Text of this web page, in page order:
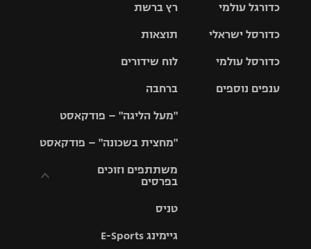
רץ ברשת
תוצאות
לוח שידורים
ברחבה
"מעל הליגה" – פודקאסט
"מחצית בשכונה" – פודקאסט
משתתפים וזוכים
בפרסים
וזוכים בפרסים
טניס
גיימינג E-Sports
גביע הטוטו
כדורגל עולמי
האלופות
ליגה
כדורסל ישראלי
סל
כדורסל עולמי
ענפים נוספים